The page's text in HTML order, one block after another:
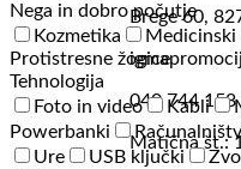
Brege 60,
040 744 158
Matična št.:
Nega in dobro počutje
Kozmetika
Medicinski
Protistresne žogice
Tehnologija
Foto in video
Kabli
Powerbanki
Ure
USB ključki